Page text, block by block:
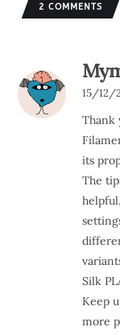
2 COMMENTS
15/12/
Thank
its
The
Silk
Keep
more